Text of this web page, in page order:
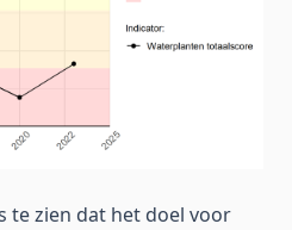
te zien dat het doel voor